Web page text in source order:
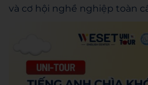
và cơ hội nghề nghiệp toàn